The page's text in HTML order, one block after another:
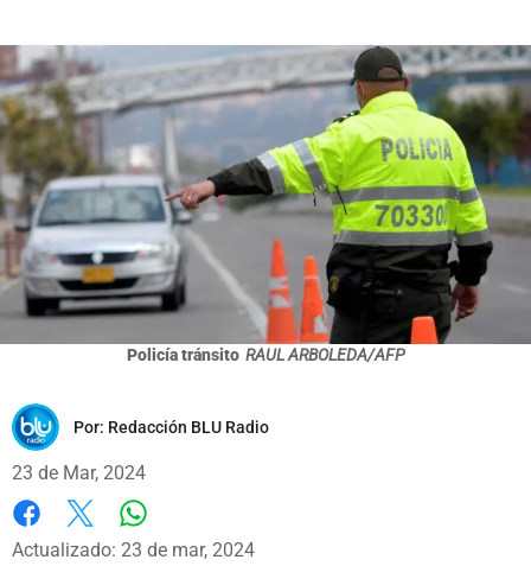
Policía tránsito RAUL ARBOLEDA/AFP
Por: Redacción BLU Radio
23 de Mar, 2024
Facebook
X
Actualizado: 23 de mar, 2024